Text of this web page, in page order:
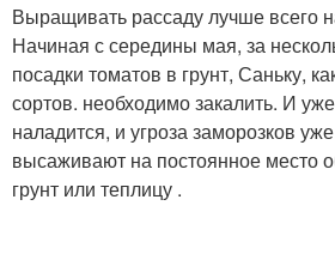
Выращивать рассаду лучше всего
Начиная с середины мая, за
посадки томатов в грунт, Саньку,
сортов. необходимо закалить. И
наладится, и угроза заморозков
высаживают на постоянное место
грунт или теплицу .